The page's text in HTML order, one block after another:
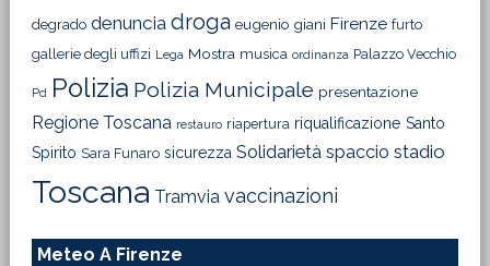
degrado denuncia droga eugenio giani Firenze furto
gallerie degli uffizi Lega Mostra musica ordinanza Palazzo Vecchio
Pd Polizia Polizia Municipale presentazione
Regione Toscana restauro riapertura riqualificazione Santo
Spirito Sara Funaro sicurezza Solidarietà spaccio stadio
Toscana Tramvia vaccinazioni
Meteo A Firenze